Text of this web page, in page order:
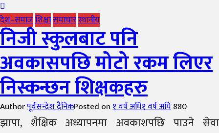
देश–समाजशिक्षासमाचारस्थानीय
निजी स्कुलबाट पनि
अवकासपछि मोटो रकम लिएर
निस्कन्छन शिक्षकहरु
Authorपूर्वसन्देश दैनिकPosted on१ वर्ष अघि१ वर्ष अघि880
झापा, शैक्षिक अध्यापनमा अवकाशपछि पाउने सेवा